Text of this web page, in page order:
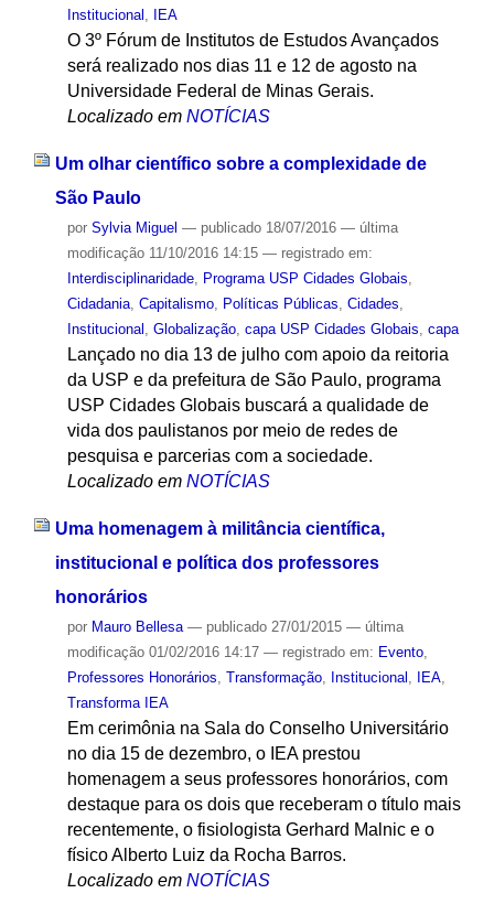
Institucional , IEA
O 3º Fórum de Institutos de Estudos Avançados
será realizado nos dias 11 e 12 de agosto na
Universidade Federal de Minas Gerais.
Localizado em NOTÍCIAS
Um olhar científico sobre a complexidade de
São Paulo
por Sylvia Miguel — publicado18/07/2016 — última
modificação11/10/2016 14:15 — registrado em:
Interdisciplinaridade, Programa USP Cidades Globais,
Cidadania, Capitalismo, Políticas Públicas, Cidades,
Institucional , Globalização, capa USP Cidades Globais, capa
Lançado no dia 13 de julho com apoio da reitoria
da USP e da prefeitura de São Paulo, programa
USP Cidades Globais buscará a qualidade de
vida dos paulistanos por meio de redes de
pesquisa e parcerias com a sociedade.
Localizado em NOTÍCIAS
Uma homenagem à militância científica,
institucional e política dos professores
honorários
por Mauro Bellesa — publicado27/01/2015 — última
modificação01/02/2016 14:17 — registrado em: Evento,
Professores Honorários Transformação, Institucional IEA,
Transforma IEA
Em cerimônia na Sala do Conselho Universitário
no dia 15 de dezembro, o IEA prestou
homenagem a seus professores honorários, com
destaque para os dois que receberam o título mais
recentemente, o fisiologista Gerhard Malnic e o
físico Alberto Luiz da Rocha Barros.
Localizado em NOTÍCIAS